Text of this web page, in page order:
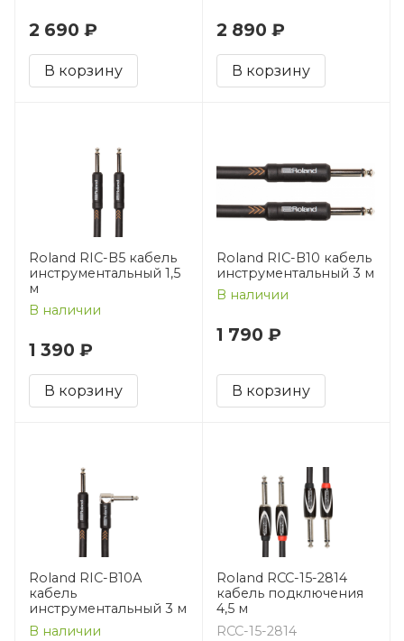
2 690 ₽
В корзину
2 890 ₽
В корзину
Roland RIC-B5 кабель
инструментальный 1,5
м
В наличии
1 390 ₽
В корзину
Roland RIC-B10 кабель
инструментальный 3 м
В наличии
1 790 ₽
В корзину
Roland RIC-B10A
кабель
инструментальный 3 м
В наличии
Roland RCC-15-2814
кабель подключения
4,5 м
RCC-15-2814